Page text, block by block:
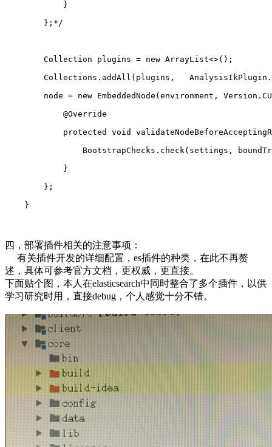
            }
        };*/
        Collection plugins = new ArrayList<>();
Collections.addAll(plugins,
node = new EmbeddedNode(environment,
            @Override
protected void
BootstrapChecks.check(settings,
            }
        };
    }
四，部署插件相关的注意事项：
有关插件开发的详细配置，es插件的种类，在此不再赘
述，具体可参考官方文档，更权威，更直接。
下面贴个图，本人在elasticsearch中同时整合了多个插件，以供
学习研究时用，直接debug，个人感觉十分不错。